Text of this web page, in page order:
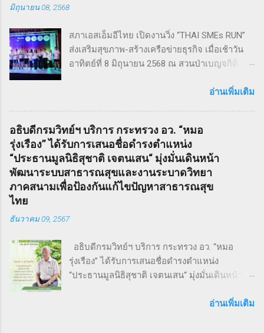
แสดงโดย ดำเกิง ฐิตะปิยะศักดิ์ หรือ คุณบิ๊ก
ช่างตัดผมชาวอังกฤษ ที่สูญเสียภรรยาและลูกไป
จนเกิดเป็นความแค้นที่นำไปสู่โศกอนาถตกรรม
เลวร้ายในที่สุด โดยตัวละคร Sweeney Todd มีต้น
ความนิยมอย่างต่อเนื่อง ซึ่งรู้จักกันในชื่อ Penny
ฤดูหนาวของปี ค.ศ. 1846 – 1847 เรื่องราวของ
Sweeney Todd ยังเคยถูกนำไปดัดแปลงเป็น
ภาพยนตร์เพลงด้วยชื่อเดียวกันในปี ค.ศ. 2007
หรือ พ.ศ. 2550 ซึ่งกำกับโดย Timothy Walter
Burt...
มิถุนายน 08, 2568
สภาเอสเอ็มอีไทย เปิดงานวิ่ง “THAI SMEs RUN”
ส่งเสริมสุขภาพ-สร้างเครือข่ายธุรกิจ เมื่อเช้าวัน
อาทิตย์ที่ 8 มิถุนายน 2568 ณ สวนป่าเบญจกิติ
ไทย (สภาเอสเอ็มอีไทย) จัดงานวิ่งมินิมาราธอน
ข่ายธุรกิจระหว่าง ผู้ประกอบการ SMEs และ
ประชาชน ทั่วไป ภายใต้แนวคิด “We Go We
Grow We Goal” ที่เน้นการก้าวไปข้างหน้า เติบโต
อย่างมั่นคง และมุ่งสู่เป้าหมายร่วมกัน งานวิ่ง THAI
SMEs RUN: สุขภาพดี เครือข่ายแน่น งานนี้เต็มไป
Marathon (9 กม.) และ Fun Run (4.5 กม.) ผู้เข้า
ลุ้นถ้วยรางวัล Overall สำหรับผู้เข้าเส้นชัยอันดับ
ต้น ๆ นอกจากส่งเสริมสุขภาพ งานนี้ยังเป็นเวที
สำคัญสำหรับ การสร้างเครือข่ายธุรกิจ แลก
SMEs ไทย ผู้นำและผู้สนับสนุนงานวิ่ง THAI SMEs
อ่านเพิ่มเติม
อธิบดีกรมวิทย์ฯ บริการ กระทรวง อว. “หมอ
รุ่งเรือง” ได้รับการเสนอชื่อดำรงตำแหน่ง
“ประธานมูลนิธิสุชาติ เจตนเสน“ มุ่งมั่นเดินหน้า
พัฒนาระบบสาธารณสุขและงานระบาดวิทยา
ภาคสนามเพื่อป้องกันแก้ไขปัญหาสาธารณสุข
ไทย
ธันวาคม 09, 2567
อธิบดีกรมวิทย์ฯ บริการ กระทรวง อว. “หมอ
รุ่งเรือง” ได้รับการเสนอชื่อดำรงตำแหน่ง
“ประธานมูลนิธิสุชาติ เจตนเสน“ มุ่งมั่นเดินหน้า
สนามเพื่อป้องกันแก้ไขปัญหาสาธารณสุขไทย 9
อ่านเพิ่มเติม